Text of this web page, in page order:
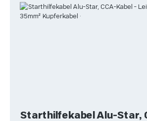
Starthilfekabel Alu-Star,